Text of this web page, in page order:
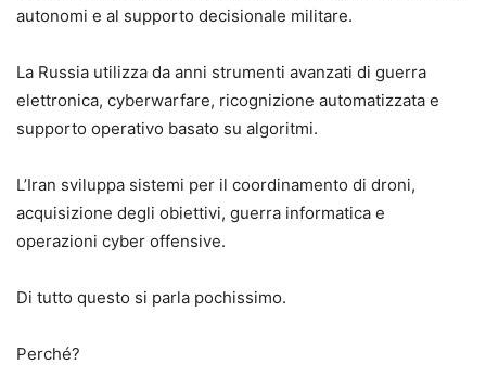
autonomi e al supporto decisionale militare.
La Russia utilizza da anni strumenti avanzati di guerra
elettronica, cyberwarfare, ricognizione automatizzata e
supporto operativo basato su algoritmi.
L’Iran sviluppa sistemi per il coordinamento di droni,
acquisizione degli obiettivi, guerra informatica e
operazioni cyber offensive.
Di tutto questo si parla pochissimo.
Perché?